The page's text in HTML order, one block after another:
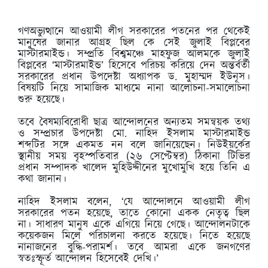
গণঅভ্যুত্থানে আওয়ামী লীগ সরকারের পতনের পর থেকেই
মানুষের জানার আগ্রহ ছিল কে সেই জুলাই বিপ্লবের
মাস্টারমাইন্ড। সম্প্রতি বিশ্বমঞ্চে মাহফুজ আলমকে জুলাই
বিপ্লবের ‘মাস্টারমাইন্ড’ হিসেবে পরিচয় করিয়ে দেন অন্তর্বর্তী
সরকারের প্রধান উপদেষ্টা অধ্যাপক ড. মুহাম্মদ ইউনূস।
বিষয়টি নিয়ে সামাজিক মাধ্যমে নানা আলোচনা-সমালোচনা
শুরু হয়েছে।
তবে বৈষম্যবিরোধী ছাত্র আন্দোলনের অন্যতম সমন্বয়ক তথ্য
ও সম্প্রচার উপদেষ্টা মো. নাহিদ ইসলাম মাস্টারমাইন্ড
শব্দটির সঙ্গে একমত নন বলে জানিয়েছেন। নিউইয়র্কের
স্থানীয় সময় বৃহস্পতিবার (২৬ সেপ্টেম্বর) ঠিকানা টিভির
প্রধান সম্পাদক খালেদ মুহিউদ্দীনের মুখোমুখি হয়ে তিনি এ
কথা জানান।
নাহিদ ইসলাম বলেন, ‘যে আন্দোলনে আওয়ামী লীগ
সরকারের পতন হয়েছে, তাতে কোনো একক নেতৃত্ব ছিল
না। সাধারণ মানুষ একে এগিয়ে নিয়ে গেছে। আন্দোলনটাকে
কয়েকজন মিলে পরিচালনা করতে হয়েছে। নিতে হয়েছে
নানাজনের বুদ্ধি-পরামর্শ। তবে আমরা একে জনগণের
স্বতঃস্ফূর্ত আন্দোলন হিসেবেই দেখি।’